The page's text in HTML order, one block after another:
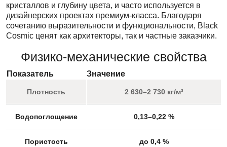
кристаллов и глубину цвета, и часто используется в
дизайнерских проектах премиум-класса. Благодаря
сочетанию выразительности и функциональности, Black
Cosmic ценят как архитекторы, так и частные заказчики.
Физико-механические свойства
Показатель Значение
Плотность 2 630–2 730 кг/м³
Водопоглощение 0,13–0,22 %
Пористость до 0,4 %